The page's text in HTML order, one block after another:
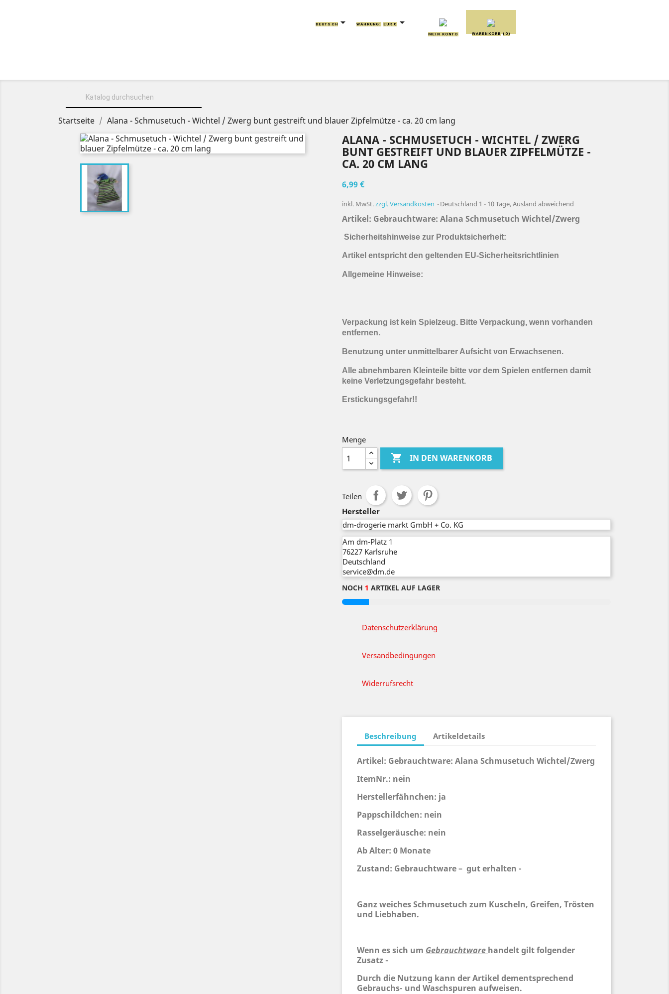
DEUTSCH WÄHRUNG: EUR €
MEIN KONTO WARENKORB (0)

Startseite Alana - Schmusetuch - Wichtel / Zwerg bunt gestreift und blauer Zipfelmütze - ca. 20 cm lang
ALANA - SCHMUSETUCH - WICHTEL / ZWERG
BUNT GESTREIFT UND BLAUER ZIPFELMÜTZE -
CA. 20 CM LANG
6,99 €
inkl. MwSt.zzgl. Versandkosten Deutschland 1 - 10 Tage, Ausland abweichend
Artikel: Gebrauchtware: Alana Schmusetuch Wichtel/Zwerg
Sicherheitshinweise zur Produktsicherheit:
Artikel entspricht den geltenden EU-Sicherheitsrichtlinien
Allgemeine Hinweise:
Verpackung ist kein Spielzeug. Bitte Verpackung, wenn vorhanden
entfernen.
Benutzung unter unmittelbarer Aufsicht von Erwachsenen.
Alle abnehmbaren Kleinteile bitte vor dem Spielen entfernen damit
keine Verletzungsgefahr besteht.
Erstickungsgefahr!!
Menge
 IN DEN WARENKORB
Teilen
Hersteller
dm-drogerie markt GmbH + Co. KG
Am dm-Platz 1
76227 Karlsruhe
Deutschland
service@dm.de
NOCH 1 ARTIKEL AUF LAGER
Datenschutzerklärung
Versandbedingungen
Widerrufsrecht
Beschreibung Artikeldetails
Artikel: Gebrauchtware: Alana Schmusetuch Wichtel/Zwerg
ItemNr.: nein
Herstellerfähnchen: ja
Pappschildchen: nein
Rasselgeräusche: nein
Ab Alter: 0 Monate
Zustand: Gebrauchtware – gut erhalten -
Ganz weiches Schmusetuch zum Kuscheln, Greifen, Trösten
und Liebhaben.
Wenn es sich um Gebrauchtware handelt gilt folgender
Zusatz -
Durch die Nutzung kann der Artikel dementsprechend
Gebrauchs- und Waschspuren aufweisen.